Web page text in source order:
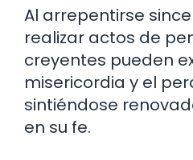
Al arrepentirse
realizar actos de
creyentes pueden
misericordia y el
sintiéndose
en su fe.